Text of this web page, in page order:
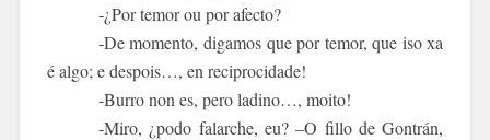
-¿Por temor ou por afecto?
-De momento, digamos que por temor, que iso xa
é algo; e despois…, en reciprocidade!
-Burro non es, pero ladino…, moito!
-Miro, ¿podo falarche, eu? –O fillo de Gontrán,